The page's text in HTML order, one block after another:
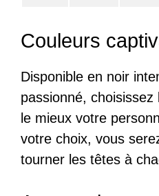
Couleurs
Disponible en noir
passionné,
le mieux votre
votre choix, vous
tourner les têtes à